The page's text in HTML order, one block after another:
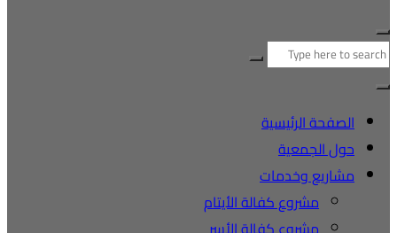
البحث
عن:
الصفحة الرئيسية
حول الجمعية
مشاريع وخدمات
مشروع كفالة الأيتام